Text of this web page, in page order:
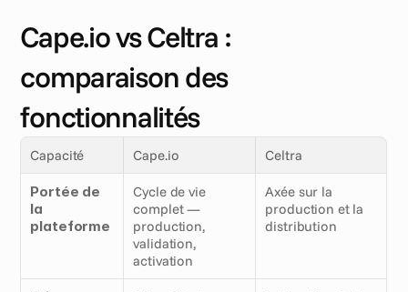
Cape.io vs Celtra :
comparaison des
fonctionnalités
Capacité Cape.io Celtra
Portée de
la
plateforme
Cycle de vie
complet —
production,
validation,
activation
Axée sur la
production et la
distribution